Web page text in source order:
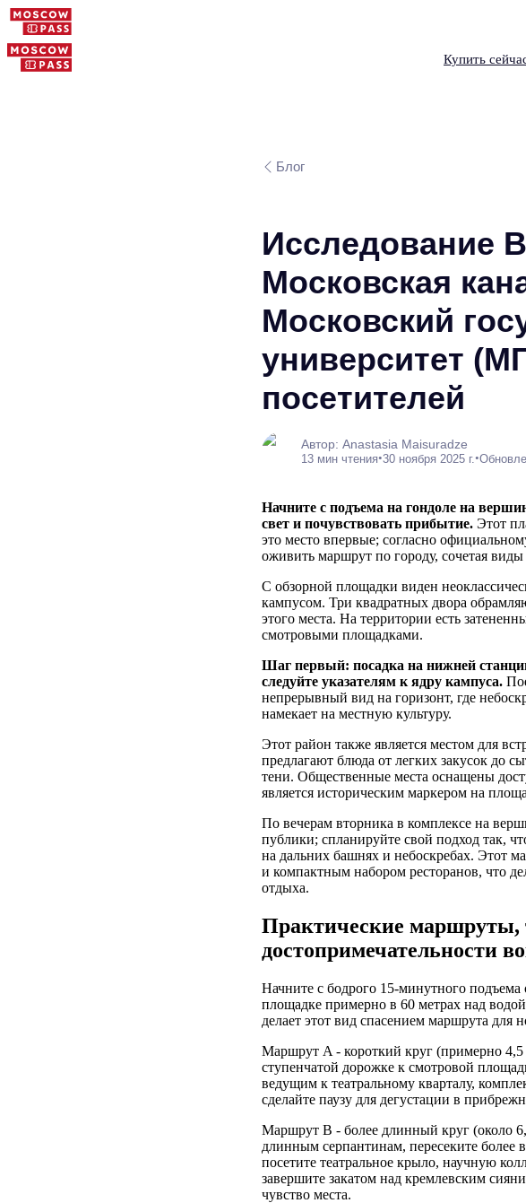
Купить
Блог
Исследование
Московская
Московский
университет
посетителей
Автор: Anastasia Maisuradze
13 мин чтения•30 ноября 2025 г.•
Начните с подъема на гондоле на
свет и почувствовать прибытие. Этот
это место впервые; согласно
оживить маршрут по городу, сочетая
С обзорной площадки виден
кампусом. Три квадратных двора
этого места. На территории есть
смотровыми площадками.
Шаг первый: посадка на нижней
следуйте указателям к ядру кампуса.
непрерывный вид на горизонт, где
намекает на местную культуру.
Этот район также является местом для
предлагают блюда от легких закусок до
тени. Общественные места оснащены
является историческим маркером на
По вечерам вторника в комплексе на
публики; спланируйте свой подход так,
на дальних башнях и небоскребах. Этот
и компактным набором ресторанов, что
отдыха.
Практические маршруты,
достопримечательности
Начните с бодрого 15-минутного
площадке примерно в 60 метрах над
делает этот вид спасением маршрута для
Маршрут A - короткий круг (примерно
ступенчатой дорожке к смотровой
ведущим к театральному кварталу,
сделайте паузу для дегустации в
Маршрут B - более длинный круг (около
длинным серпантинам, пересеките
посетите театральное крыло, научную
завершите закатом над кремлевским
чувство места.